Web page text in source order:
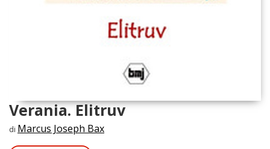
Verania. Elitruv
di Marcus Joseph Bax